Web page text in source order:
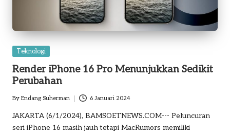
Posted
Teknologi
Render iPhone 16 Pro Menunjukkan Sedikit
Perubahan
Posted
by
By Endang Suherman 6 Januari 2024
JAKARTA (6/1/2024), BAMSOETNEWS.COM--- Peluncuran
seri iPhone 16 masih jauh tetapi MacRumors memiliki